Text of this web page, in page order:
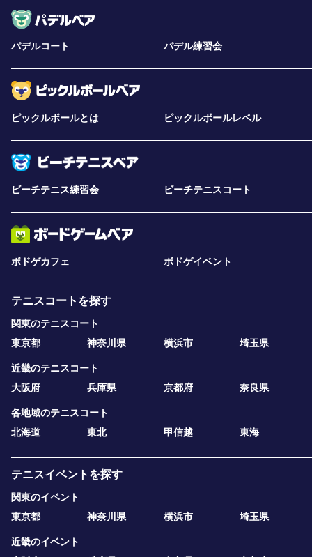
パデルコート パデル練習会
ピックルボールとは ピックルボールレベル
ビーチテニス練習会 ビーチテニスコート
ボドゲカフェ ボドゲイベント
テニスコートを探す
関東のテニスコート
東京都
神奈川県 横浜市 埼玉県
近畿のテニスコート
大阪府
兵庫県 京都府 奈良県
各地域のテニスコート
北海道
東北 甲信越 東海
テニスイベントを探す
関東のイベント
東京都
神奈川県 横浜市 埼玉県
近畿のイベント